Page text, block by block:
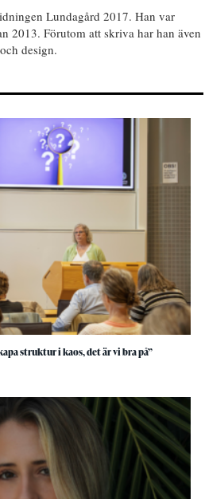
Lundagård 2017. Han var
2013. Förutom att skriva har han även
design.
struktur i kaos, det är vi bra på”